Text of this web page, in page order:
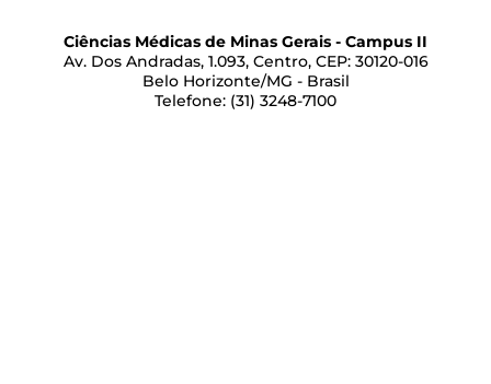
Ciências Médicas de Minas Gerais - Campus II
Av. Dos Andradas, 1.093, Centro, CEP: 30120-016
Belo Horizonte/MG - Brasil
Telefone: (31) 3248-7100